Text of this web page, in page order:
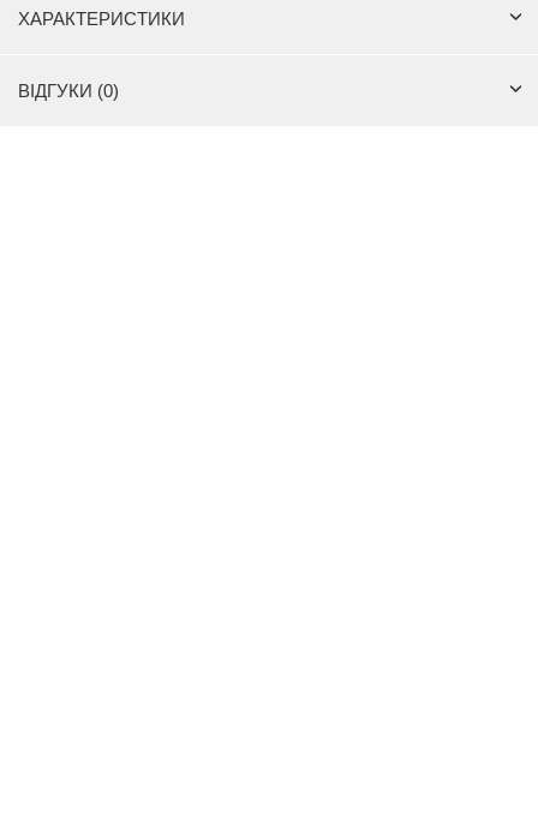
ХАРАКТЕРИСТИКИ
ВІДГУКИ (0)